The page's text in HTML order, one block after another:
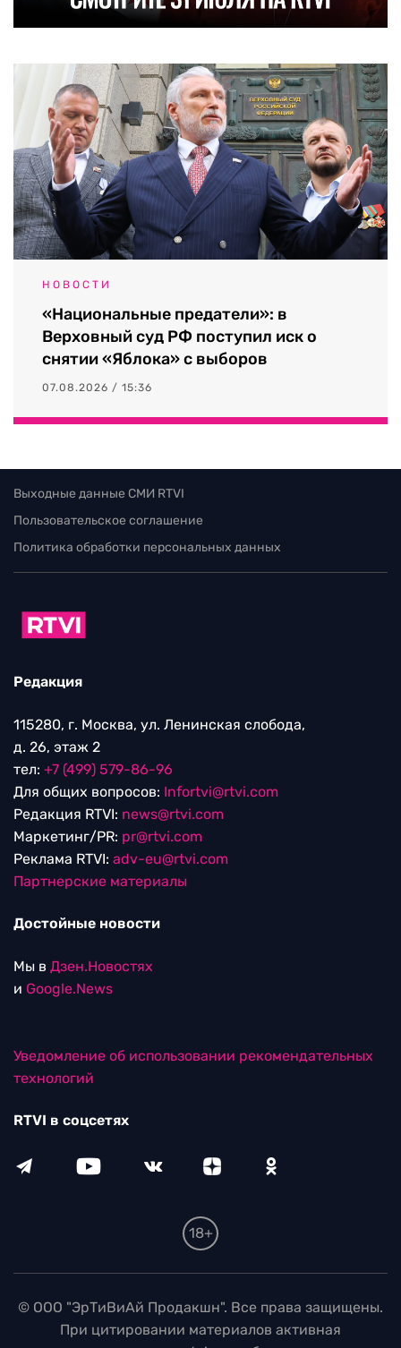
НОВОСТИ
«Национальные предатели»: в
Верховный суд РФ поступил иск о
снятии «Яблока» с выборов
07.08.2026 / 15:36
Выходные данные СМИ RTVI
Пользовательское соглашение
Политика обработки персональных данных
Редакция
115280, г. Москва, ул. Ленинская слобода,
д. 26, этаж 2
тел: +7 (499) 579-86-96
Для общих вопросов: Infortvi@rtvi.com
Редакция RTVI: news@rtvi.com
Маркетинг/PR: pr@rtvi.com
Реклама RTVI: adv-eu@rtvi.com
Партнерские материалы
Достойные новости
Мы в Дзен.Новостях
и Google.News
Уведомление об использовании рекомендательных
технологий
RTVI в соцсетях
18+
© ООО "ЭрТиВиАй Продакшн". Все права защищены.
При цитировании материалов активная